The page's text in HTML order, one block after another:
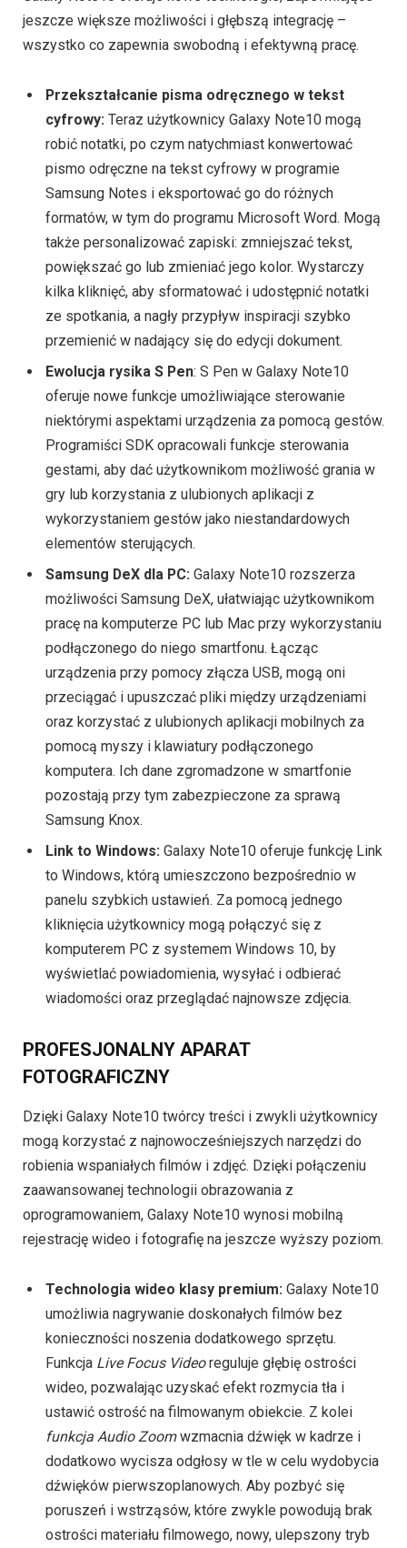
jeszcze większe możliwości i głębszą integrację –
wszystko co zapewnia swobodną i efektywną pracę.
Przekształcanie pisma odręcznego w tekst
cyfrowy: Teraz użytkownicy Galaxy Note10 mogą
robić notatki, po czym natychmiast konwertować
pismo odręczne na tekst cyfrowy w programie
Samsung Notes i eksportować go do różnych
formatów, w tym do programu Microsoft Word. Mogą
także personalizować zapiski: zmniejszać tekst,
powiększać go lub zmieniać jego kolor. Wystarczy
kilka kliknięć, aby sformatować i udostępnić notatki
ze spotkania, a nagły przypływ inspiracji szybko
przemienić w nadający się do edycji dokument.
Ewolucja rysika S Pen: S Pen w Galaxy Note10
oferuje nowe funkcje umożliwiające sterowanie
niektórymi aspektami urządzenia za pomocą gestów.
Programiści SDK opracowali funkcje sterowania
gestami, aby dać użytkownikom możliwość grania w
gry lub korzystania z ulubionych aplikacji z
wykorzystaniem gestów jako niestandardowych
elementów sterujących.
Samsung DeX dla PC: Galaxy Note10 rozszerza
możliwości Samsung DeX, ułatwiając użytkownikom
pracę na komputerze PC lub Mac przy wykorzystaniu
podłączonego do niego smartfonu. Łącząc
urządzenia przy pomocy złącza USB, mogą oni
przeciągać i upuszczać pliki między urządzeniami
oraz korzystać z ulubionych aplikacji mobilnych za
pomocą myszy i klawiatury podłączonego
komputera. Ich dane zgromadzone w smartfonie
pozostają przy tym zabezpieczone za sprawą
Samsung Knox.
Link to Windows: Galaxy Note10 oferuje funkcję Link
to Windows, którą umieszczono bezpośrednio w
panelu szybkich ustawień. Za pomocą jednego
kliknięcia użytkownicy mogą połączyć się z
komputerem PC z systemem Windows 10, by
wyświetlać powiadomienia, wysyłać i odbierać
wiadomości oraz przeglądać najnowsze zdjęcia.
PROFESJONALNY APARAT
FOTOGRAFICZNY
Dzięki Galaxy Note10 twórcy treści i zwykli użytkownicy
mogą korzystać z najnowocześniejszych narzędzi do
robienia wspaniałych filmów i zdjęć. Dzięki połączeniu
zaawansowanej technologii obrazowania z
oprogramowaniem, Galaxy Note10 wynosi mobilną
rejestrację wideo i fotografię na jeszcze wyższy poziom.
Technologia wideo klasy premium: Galaxy Note10
umożliwia nagrywanie doskonałych filmów bez
konieczności noszenia dodatkowego sprzętu.
Funkcja Live Focus Videoreguluje głębię ostrości
wideo, pozwalając uzyskać efekt rozmycia tła i
ustawić ostrość na filmowanym obiekcie. Z kolei
funkcja Audio Zoomwzmacnia dźwięk w kadrze i
dodatkowo wycisza odgłosy w tle w celu wydobycia
dźwięków pierwszoplanowych. Aby pozbyć się
poruszeń i wstrząsów, które zwykle powodują brak
ostrości materiału filmowego, nowy, ulepszony tryb